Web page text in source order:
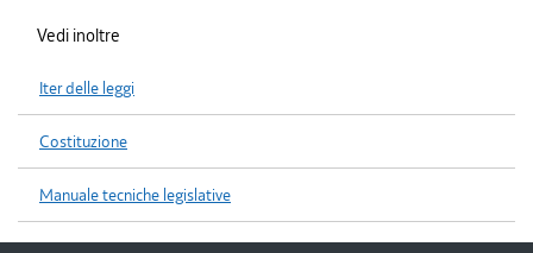
Vedi inoltre
Iter delle leggi
Costituzione
Manuale tecniche legislative